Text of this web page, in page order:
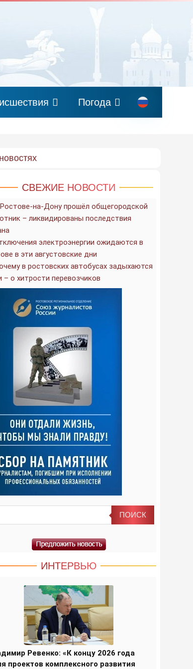
Погода
СВЕЖИЕ НОВОСТИ
на-Дону прошёл общегородской
– ликвидированы последствия
электроэнергии ожидаются в
в эти августовские дни
в ростовских автобусах задыхаются
– о хитрости перевозчиков
ИНТЕРВЬЮ
Ревенко: «К концу 2026 года
проектов комплексного развития